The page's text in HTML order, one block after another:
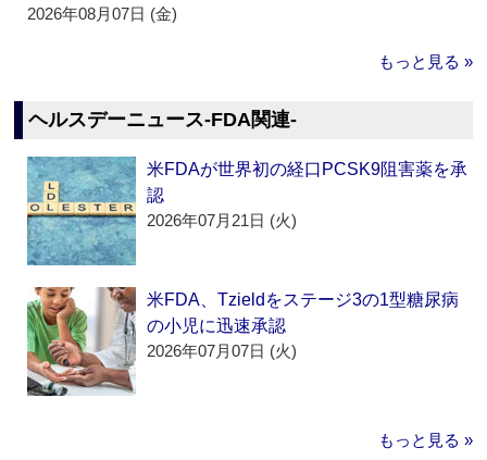
2026年08月07日 (金)
もっと見る »
ヘルスデーニュース‐FDA関連‐
米FDAが世界初の経口PCSK9阻害薬を承
認
2026年07月21日 (火)
米FDA、Tzieldをステージ3の1型糖尿病
の小児に迅速承認
2026年07月07日 (火)
もっと見る »